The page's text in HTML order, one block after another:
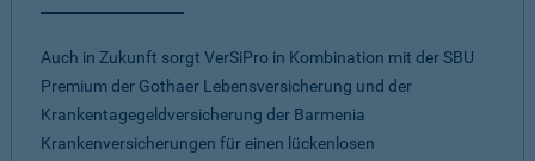
Auch in Zukunft sorgt VerSiPro in Kombination mit der SBU
Premium der Gothaer Lebensversicherung und der
Krankentagegeldversicherung der Barmenia
Krankenversicherungen für einen lückenlosen